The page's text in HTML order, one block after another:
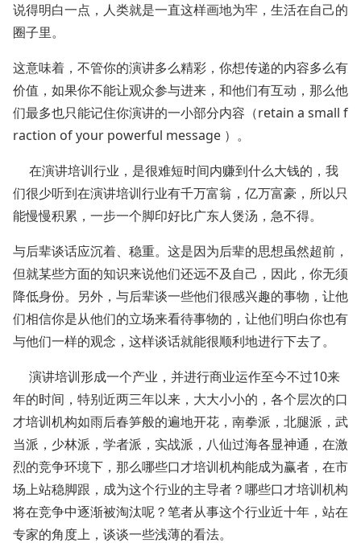
说得明白一点，人类就是一直这样画地为牢，生活在自己的
圈子里。
这意味着，不管你的演讲多么精彩，你想传递的内容多么有
价值，如果你不能让观众参与进来，和他们有互动，那么他
们最多也只能记住你演讲的一小部分内容（retain a small f
raction of your powerful message ）。
在演讲培训行业，是很难短时间内赚到什么大钱的，我
们很少听到在演讲培训行业有千万富翁，亿万富豪，所以只
能慢慢积累，一步一个脚印好比广东人煲汤，急不得。
与后辈谈话应沉着、稳重。这是因为后辈的思想虽然超前，
但就某些方面的知识来说他们还远不及自己，因此，你无须
降低身份。另外，与后辈谈一些他们很感兴趣的事物，让他
们相信你是从他们的立场来看待事物的，让他们明白你也有
与他们一样的观念，这样谈话就能很顺利地进行下去了。
演讲培训形成一个产业，并进行商业运作至今不过10来
年的时间，特别近两三年以来，大大小小的，各个层次的口
才培训机构如雨后春笋般的遍地开花，南拳派，北腿派，武
当派，少林派，学者派，实战派，八仙过海各显神通，在激
烈的竞争环境下，那么哪些口才培训机构能成为赢者，在市
场上站稳脚跟，成为这个行业的主导者？哪些口才培训机构
将在竞争中逐渐被淘汰呢？笔者从事这个行业近十年，站在
专家的角度上，谈谈一些浅薄的看法。